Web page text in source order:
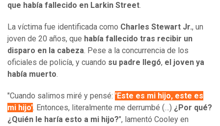
que había fallecido en Larkin Street.
La víctima fue identificada como Charles Stewart Jr., un
joven de 20 años, que había fallecido tras recibir un
disparo en la cabeza. Pese a la concurrencia de los
oficiales de policía, y cuando su padre llegó, el joven ya
había muerto.
"Cuando salimos miré y pensé: 'Este es mi hijo, este es
mi hijo'. Entonces, literalmente me derrumbé (…) ¿Por qué?
¿Quién le haría esto a mi hijo?", lamentó Cooley en